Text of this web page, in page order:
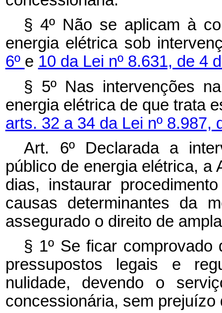
§ 4º Não se aplicam à
energia elétrica sob
6º e 10 da Lei nº 8.631, de 4
§ 5º Nas intervenções
energia elétrica de que trata
arts. 32 a 34 da Lei nº 8.987,
Art. 6º Declarada a
público de energia elétrica, a
dias, instaurar
causas determinantes da
assegurado o direito de
§ 1º Se ficar
pressupostos legais e
nulidade, devendo o
concessionária, sem